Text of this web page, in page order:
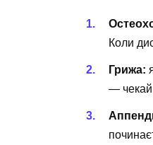
Коли
Грижа:
— чекай